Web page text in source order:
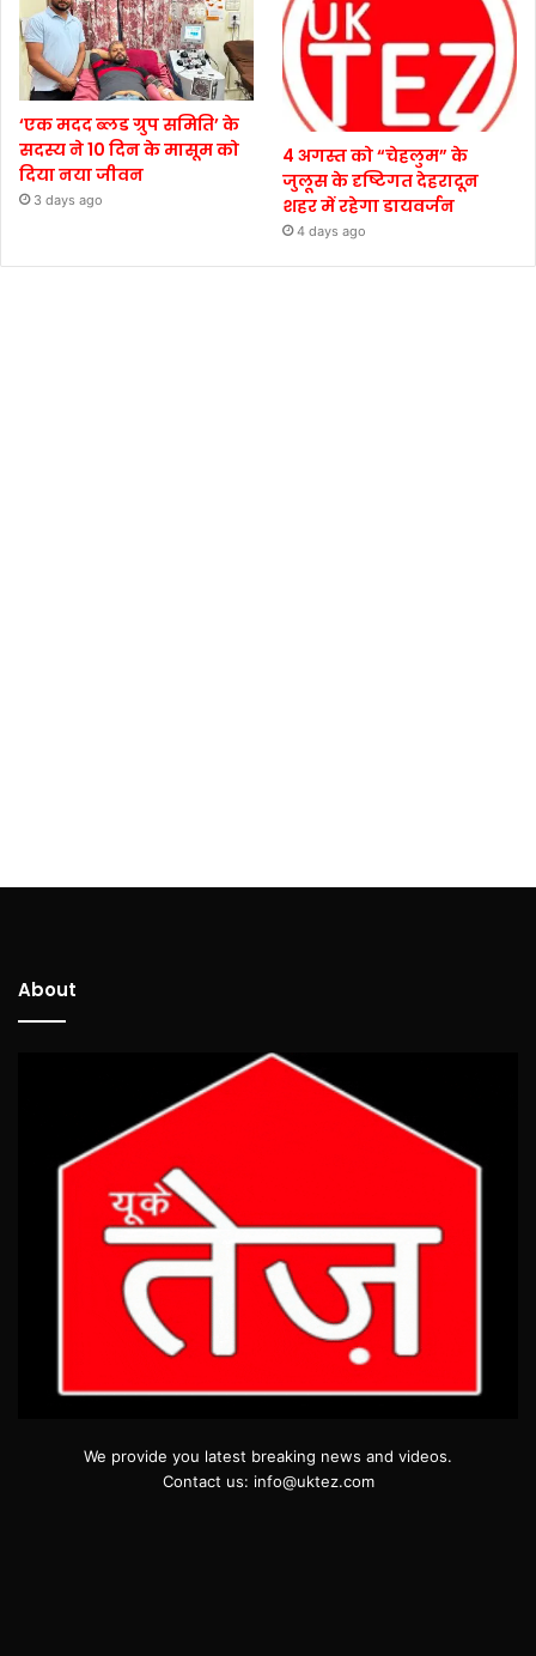
‘एक मदद ब्लड ग्रुप समिति’ के
सदस्य ने 10 दिन के मासूम को
दिया नया जीवन
3 days ago
4 अगस्त को “चेहलुम” के
जुलूस के दृष्टिगत देहरादून
शहर में रहेगा डायवर्जन
4 days ago
About
We provide you latest breaking news and videos.
Contact us: info@uktez.com